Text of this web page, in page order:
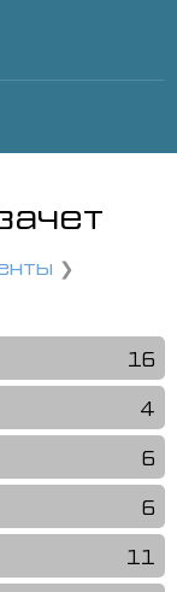
16
4
6
6
11